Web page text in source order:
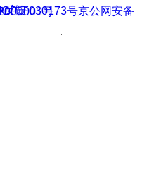
反馈证030173号
号